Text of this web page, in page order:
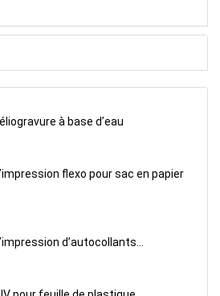
à base d’eau
flexo pour sac en papier
d’autocollants